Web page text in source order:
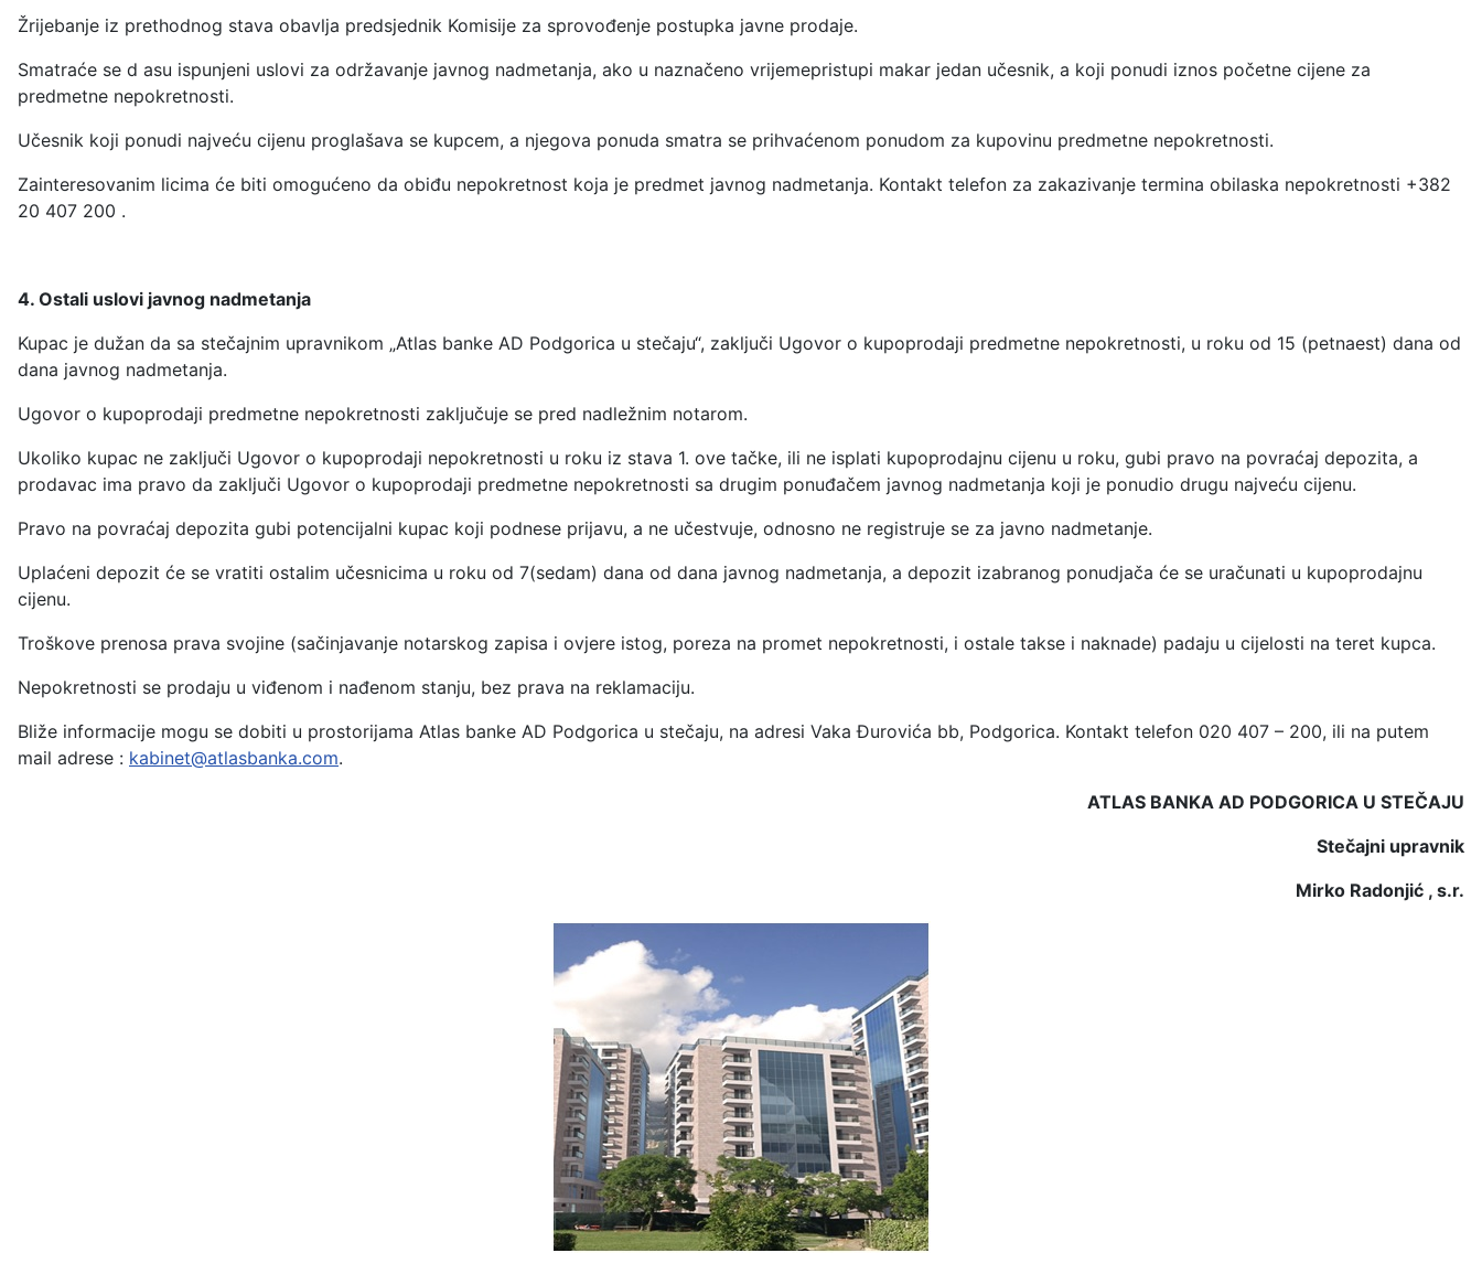
Žrijebanje iz prethodnog stava obavlja predsjednik Komisije za sprovođenje postupka javne prodaje.
Smatraće se d asu ispunjeni uslovi za održavanje javnog nadmetanja, ako u naznačeno vrijemepristupi makar jedan učesnik, a koji ponudi iznos početne cijene za
predmetne nepokretnosti.
Učesnik koji ponudi najveću cijenu proglašava se kupcem, a njegova ponuda smatra se prihvaćenom ponudom za kupovinu predmetne nepokretnosti.
Zainteresovanim licima će biti omogućeno da obiđu nepokretnost koja je predmet javnog nadmetanja. Kontakt telefon za zakazivanje termina obilaska nepokretnosti +382
20 407 200 .
4. Ostali uslovi javnog nadmetanja
Kupac je dužan da sa stečajnim upravnikom „Atlas banke AD Podgorica u stečaju“, zaključi Ugovor o kupoprodaji predmetne nepokretnosti, u roku od 15 (petnaest) dana od
dana javnog nadmetanja.
Ugovor o kupoprodaji predmetne nepokretnosti zaključuje se pred nadležnim notarom.
Ukoliko kupac ne zaključi Ugovor o kupoprodaji nepokretnosti u roku iz stava 1. ove tačke, ili ne isplati kupoprodajnu cijenu u roku, gubi pravo na povraćaj depozita, a
prodavac ima pravo da zaključi Ugovor o kupoprodaji predmetne nepokretnosti sa drugim ponuđačem javnog nadmetanja koji je ponudio drugu najveću cijenu.
Pravo na povraćaj depozita gubi potencijalni kupac koji podnese prijavu, a ne učestvuje, odnosno ne registruje se za javno nadmetanje.
Uplaćeni depozit će se vratiti ostalim učesnicima u roku od 7(sedam) dana od dana javnog nadmetanja, a depozit izabranog ponudjača će se uračunati u kupoprodajnu
cijenu.
Troškove prenosa prava svojine (sačinjavanje notarskog zapisa i ovjere istog, poreza na promet nepokretnosti, i ostale takse i naknade) padaju u cijelosti na teret kupca.
Nepokretnosti se prodaju u viđenom i nađenom stanju, bez prava na reklamaciju.
Bliže informacije mogu se dobiti u prostorijama Atlas banke AD Podgorica u stečaju, na adresi Vaka Đurovića bb, Podgorica. Kontakt telefon 020 407 – 200, ili na putem
mail adrese : kabinet@atlasbanka.com.
ATLAS BANKA AD PODGORICA U STEČAJU
Stečajni upravnik
Mirko Radonjić , s.r.